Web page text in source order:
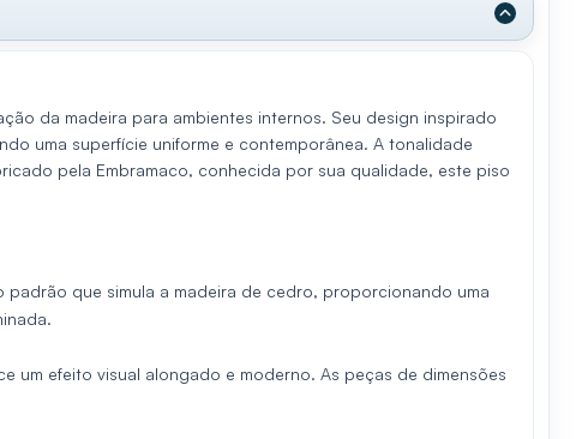
da madeira para ambientes internos. Seu design inspirado
uma superfície uniforme e contemporânea. A tonalidade
pela Embramaco, conhecida por sua qualidade, este piso
que simula a madeira de cedro, proporcionando uma
um efeito visual alongado e moderno. As peças de dimensões